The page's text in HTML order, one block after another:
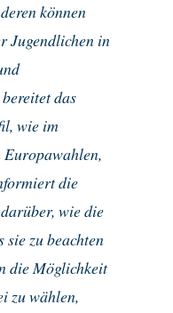
können
Jugendlichen in
das
wie im
Europawahlen,
die
wie die
sie zu beachten
die Möglichkeit
zu wählen,